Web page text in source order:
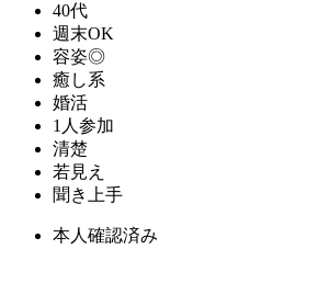
40代
週末OK
容姿◎
癒し系
婚活
1人参加
清楚
若見え
聞き上手
本人確認済み